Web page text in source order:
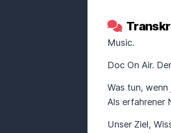
Music.
Doc On Air.
Was tun,
Als erfahrener
Unser Ziel,